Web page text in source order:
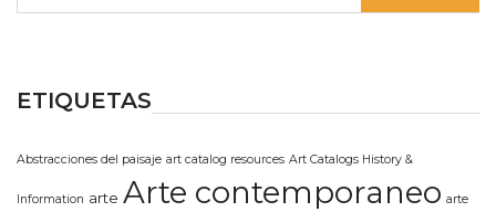
ETIQUETAS
Abstracciones del paisaje art catalog resources Art Catalogs History &
Information arte Arte contemporaneo arte